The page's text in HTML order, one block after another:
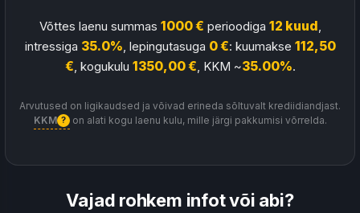
Võttes laenu summas 1000 € perioodiga 12 kuud
intressiga 35.0% , lepingutasuga 0 €: kuumakse 112,50
€ , kogukulu 1350,00 € , KKM ~35.00%.
Arvutused on ligikaudsed ja võivad erineda sõltuvalt krediidiandjast.
KKM ? on alati kogu laenu kulu, mille järgi pakkumisi võrrelda.
Vajad rohkem infot või abi?